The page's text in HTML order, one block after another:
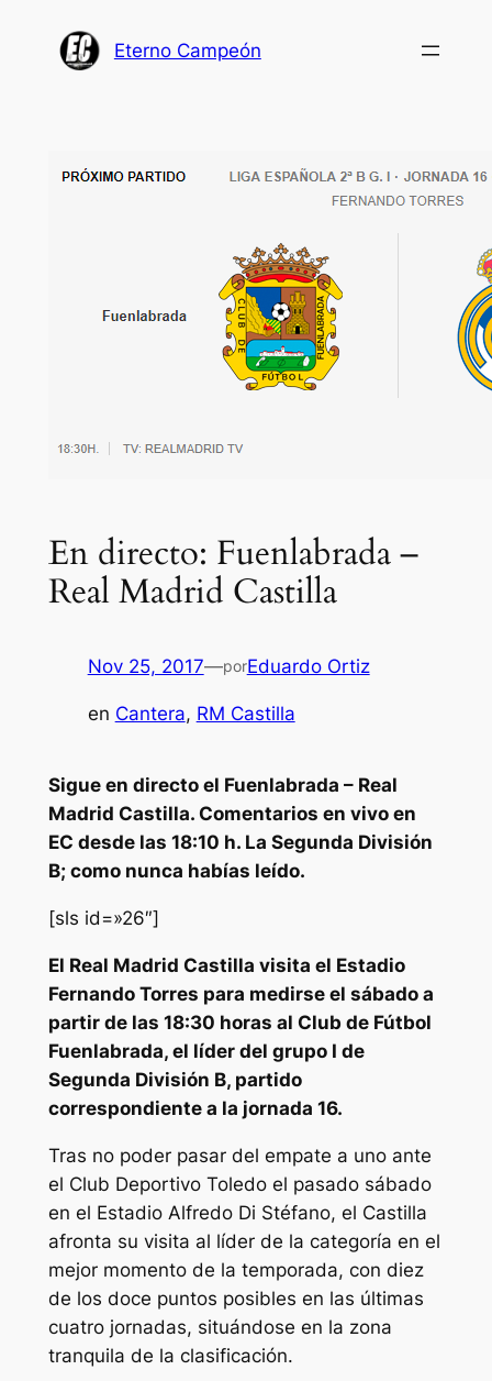
Eterno Campeón
En directo: Fuenlabrada –
Real Madrid Castilla
Nov 25, 2017—porEduardo Ortiz
en Cantera, RM Castilla
Sigue en directo el Fuenlabrada – Real
Madrid Castilla. Comentarios en vivo en
EC desde las 18:10 h. La Segunda División
B; como nunca habías leído.
[sls id=»26″]
El Real Madrid Castilla visita el Estadio
Fernando Torres para medirse el sábado a
partir de las 18:30 horas al Club de Fútbol
Fuenlabrada, el líder del grupo I de
Segunda División B, partido
correspondiente a la jornada 16.
Tras no poder pasar del empate a uno ante
el Club Deportivo Toledo el pasado sábado
en el Estadio Alfredo Di Stéfano, el Castilla
afronta su visita al líder de la categoría en el
mejor momento de la temporada, con diez
de los doce puntos posibles en las últimas
cuatro jornadas, situándose en la zona
tranquila de la clasificación.